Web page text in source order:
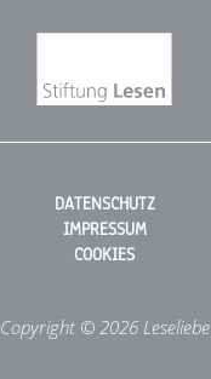
DATENSCHUTZ
IMPRESSUM
COOKIES
Copyright © 2026 Leseliebe